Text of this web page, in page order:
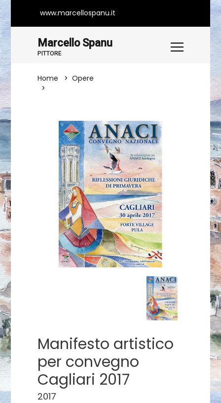
www.marcellospanu.it
Marcello Spanu
PITTORE
Home
Opere
Manifesto artistico
per convegno
Cagliari 2017
2017